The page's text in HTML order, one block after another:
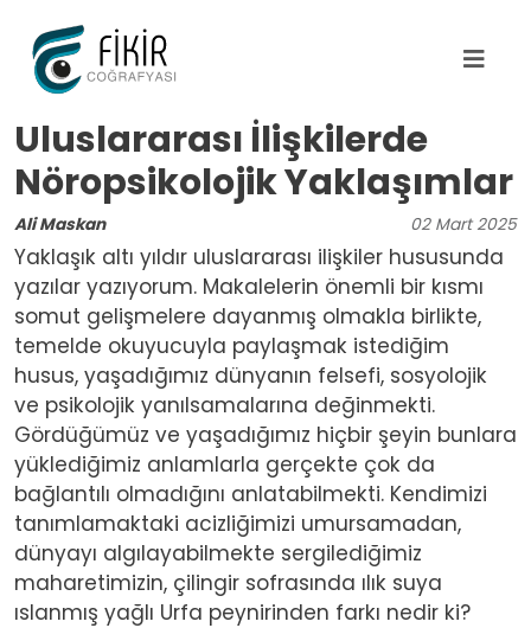
Uluslararası İlişkilerde
Nöropsikolojik Yaklaşımlar
Ali Maskan 02 Mart 2025
Yaklaşık altı yıldır uluslararası ilişkiler hususunda
yazılar yazıyorum. Makalelerin önemli bir kısmı
somut gelişmelere dayanmış olmakla birlikte,
temelde okuyucuyla paylaşmak istediğim
husus, yaşadığımız dünyanın felsefi, sosyolojik
ve psikolojik yanılsamalarına değinmekti.
Gördüğümüz ve yaşadığımız hiçbir şeyin bunlara
yüklediğimiz anlamlarla gerçekte çok da
bağlantılı olmadığını anlatabilmekti. Kendimizi
tanımlamaktaki acizliğimizi umursamadan,
dünyayı algılayabilmekte sergilediğimiz
maharetimizin, çilingir sofrasında ılık suya
ıslanmış yağlı Urfa peynirinden farkı nedir ki?